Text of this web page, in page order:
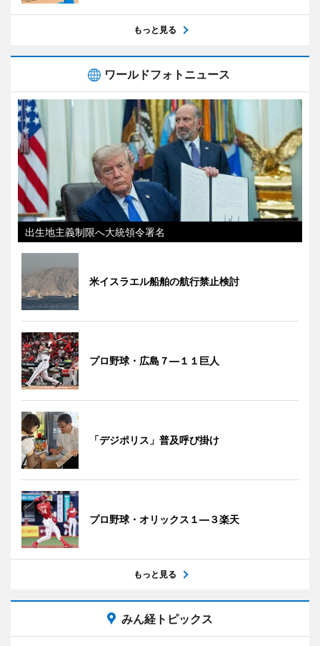
もっと見る
ワールドフォトニュース
出生地主義制限へ大統領令署名
米イスラエル船舶の航行禁止検討
プロ野球・広島７―１１巨人
「デジポリス」普及呼び掛け
プロ野球・オリックス１―３楽天
もっと見る
みん経トピックス